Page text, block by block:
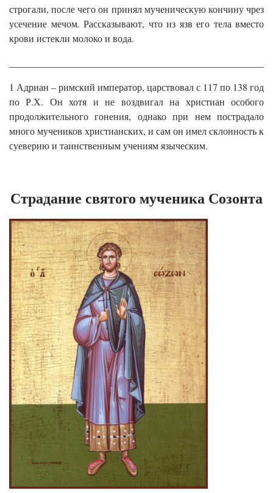
строгали, после чего он принял мученическую кончину чрез
усечение мечом. Рассказывают, что из язв его тела вместо
крови истекли молоко и вода.
1 Адриан – римский император, царствовал с 117 по 138 год
по Р.Х. Он хотя и не воздвигал на христиан особого
продолжительного гонения, однако при нем пострадало
много мучеников христианских, и сам он имел склонность к
суеверию и таинственным учениям языческим.
Страдание святого мученика Созонта